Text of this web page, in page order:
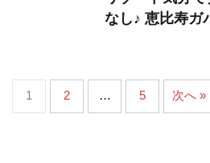
なし♪ 恵比寿ガ
1 2 … 5 次へ »